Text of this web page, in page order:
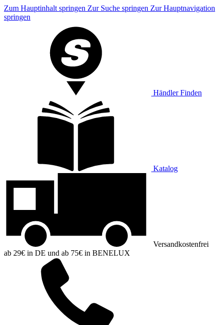
Zum Hauptinhalt springen Zur Suche springen Zur Hauptnavigation
springen
Händler Finden
Katalog
Versandkostenfrei
ab 29€ in DE und ab 75€ in BENELUX